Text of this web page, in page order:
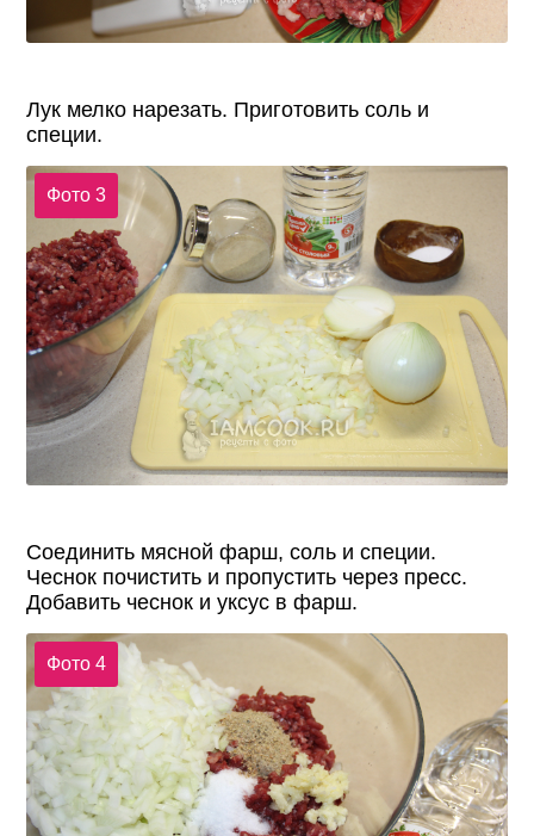
Лук мелко нарезать. Приготовить соль и
специи.
Фото 3
Соединить мясной фарш, соль и специи.
Чеснок почистить и пропустить через пресс.
Добавить чеснок и уксус в фарш.
Фото 4